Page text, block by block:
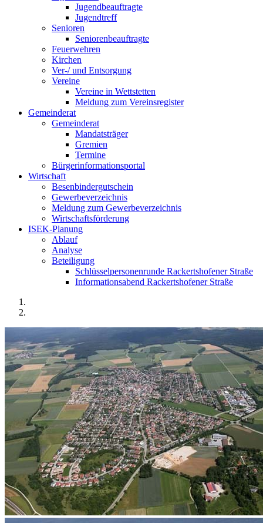
Jugendbeauftragte
Jugendtreff
Senioren
Seniorenbeauftragte
Feuerwehren
Kirchen
Ver-/ und Entsorgung
Vereine
Vereine in Wettstetten
Meldung zum Vereinsregister
Gemeinderat
Gemeinderat
Mandatsträger
Gremien
Termine
Bürgerinformationsportal
Wirtschaft
Besenbindergutschein
Gewerbeverzeichnis
Meldung zum Gewerbeverzeichnis
Wirtschaftsförderung
ISEK-Planung
Ablauf
Analyse
Beteiligung
Schlüsselpersonenrunde Rackertshofener Straße
Informationsabend Rackertshofener Straße